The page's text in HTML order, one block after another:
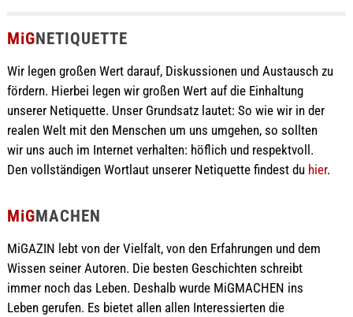
MiGNETIQUETTE
Wir legen großen Wert darauf, Diskussionen und Austausch zu
fördern. Hierbei legen wir großen Wert auf die Einhaltung
unserer Netiquette. Unser Grundsatz lautet: So wie wir in der
realen Welt mit den Menschen um uns umgehen, so sollten
wir uns auch im Internet verhalten: höflich und respektvoll.
Den vollständigen Wortlaut unserer Netiquette findest du hier.
MiGMACHEN
MiGAZIN lebt von der Vielfalt, von den Erfahrungen und dem
Wissen seiner Autoren. Die besten Geschichten schreibt
immer noch das Leben. Deshalb wurde MiGMACHEN ins
Leben gerufen. Es bietet allen allen Interessierten die